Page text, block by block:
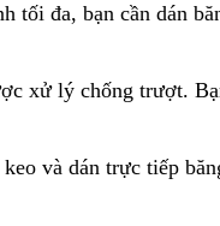
tối đa, bạn cần dán
xử lý chống trượt.
và dán trực tiếp